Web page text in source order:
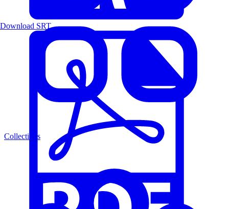
Collections
Download SRT